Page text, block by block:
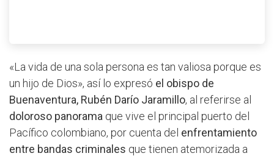
«La vida de una sola persona es tan valiosa porque es
un hijo de Dios», así lo expresó el obispo de
Buenaventura, Rubén Darío Jaramillo, al referirse al
doloroso panorama que vive el principal puerto del
Pacífico colombiano, por cuenta del enfrentamiento
entre bandas criminales que tienen atemorizada a